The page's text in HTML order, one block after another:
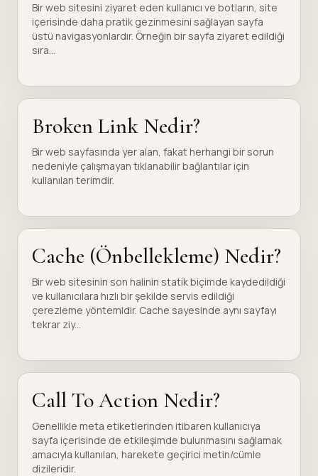
Bir web sitesini ziyaret eden kullanıcı ve botların, site
içerisinde daha pratik gezinmesini sağlayan sayfa
üstü navigasyonlardır. Örneğin bir sayfa ziyaret edildiği
sıra...
Broken Link Nedir?
Bir web sayfasında yer alan, fakat herhangi bir sorun
nedeniyle çalışmayan tıklanabilir bağlantılar için
kullanılan terimdir.
Cache (Önbellekleme) Nedir?
Bir web sitesinin son halinin statik biçimde kaydedildiği
ve kullanıcılara hızlı bir şekilde servis edildiği
çerezleme yöntemidir. Cache sayesinde aynı sayfayı
tekrar ziy...
Call To Action Nedir?
Genellikle meta etiketlerinden itibaren kullanıcıya
sayfa içerisinde de etkileşimde bulunmasını sağlamak
amacıyla kullanılan, harekete geçirici metin/cümle
dizileridir.